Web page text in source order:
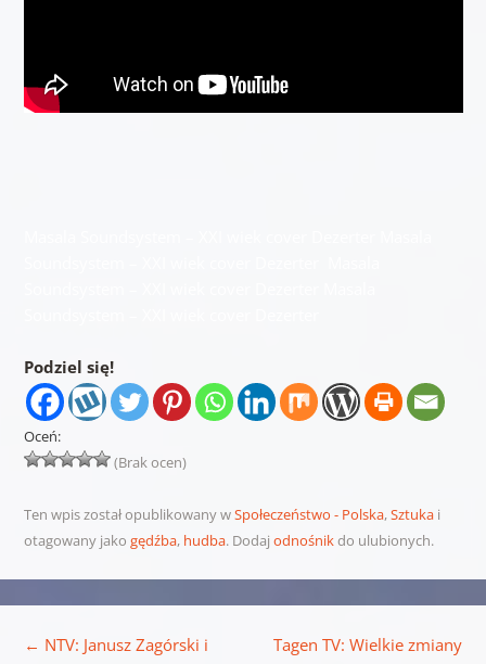
Podziel się!
Oceń:
(Brak ocen)
Ten wpis został opublikowany wSpołeczeństwo - Polska,Sztukai
otagowany jako gędźba, hudba. Dodaj odnośnikdo ulubionych.
← NTV: Janusz Zagórski i
Tagen TV: Wielkie zmiany